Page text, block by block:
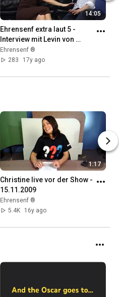
14:05
Ehrensenf extra laut 5 -
Interview mit Levin von
"Porch"
Ehrensenf ®
283
17y ago
1:17
Christine live vor der Show -
15.11.2009
Ehrensenf ®
5.4K
16y ago